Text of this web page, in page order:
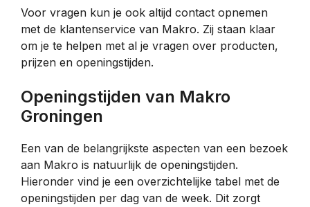
Voor vragen kun je ook altijd contact opnemen
met de klantenservice van Makro. Zij staan klaar
om je te helpen met al je vragen over producten,
prijzen en openingstijden.
Openingstijden van Makro
Groningen
Een van de belangrijkste aspecten van een bezoek
aan Makro is natuurlijk de openingstijden.
Hieronder vind je een overzichtelijke tabel met de
openingstijden per dag van de week. Dit zorgt